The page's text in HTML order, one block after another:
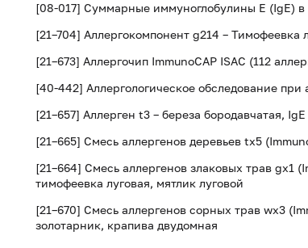
[08-017] Суммарные иммуноглобулины E (IgE) в
[21–704] Аллергокомпонент g214 –
[21–673] Аллергочип ImmunoCAP ISAC (112
[40-442] Аллергологическое обследование
[21–657] Аллерген t3 – береза бородавчатая,
[21–665] Смесь аллергенов деревьев tx5
[21–664] Смесь аллергенов злаковых трав gx1
тимофеевка луговая, мятлик луговой
[21–670] Смесь аллергенов сорных трав wx3
золотарник, крапива двудомная